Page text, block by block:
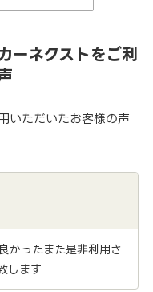
ーネクストをご利
いただいたお客様の声
かったまた是非利用さ
します